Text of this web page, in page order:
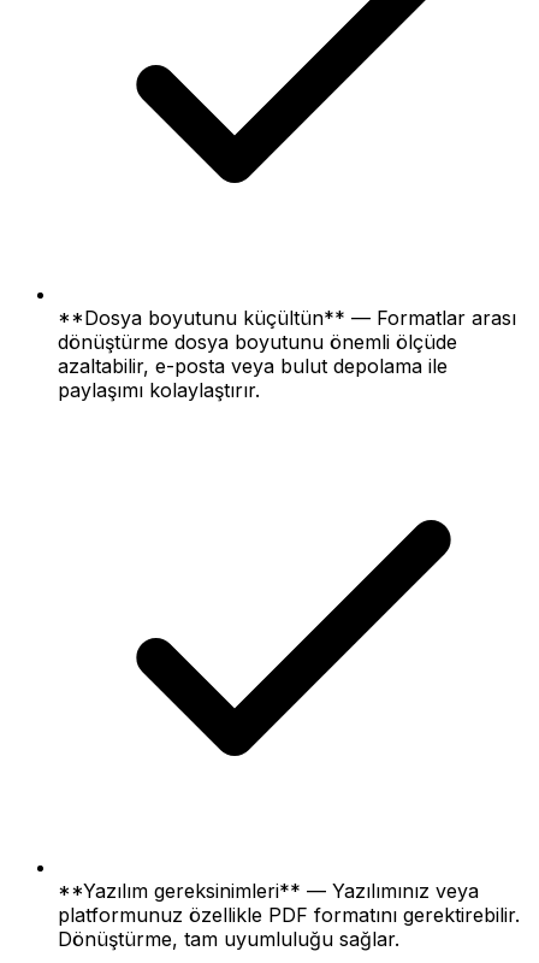
**Dosya boyutunu küçültün** — Formatlar arası
dönüştürme dosya boyutunu önemli ölçüde
azaltabilir, e-posta veya bulut depolama ile
paylaşımı kolaylaştırır.
**Yazılım gereksinimleri** — Yazılımınız veya
platformunuz özellikle PDF formatını gerektirebilir.
Dönüştürme, tam uyumluluğu sağlar.